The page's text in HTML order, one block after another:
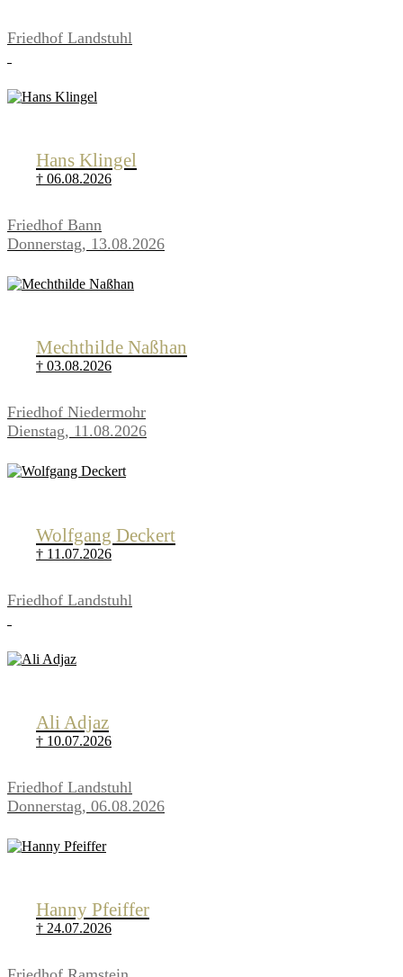
Friedhof Landstuhl
Hans Klingel
† 06.08.2026
Friedhof Bann
Donnerstag, 13.08.2026
Mechthilde Naßhan
† 03.08.2026
Friedhof Niedermohr
Dienstag, 11.08.2026
Wolfgang Deckert
† 11.07.2026
Friedhof Landstuhl
Ali Adjaz
† 10.07.2026
Friedhof Landstuhl
Donnerstag, 06.08.2026
Hanny Pfeiffer
† 24.07.2026